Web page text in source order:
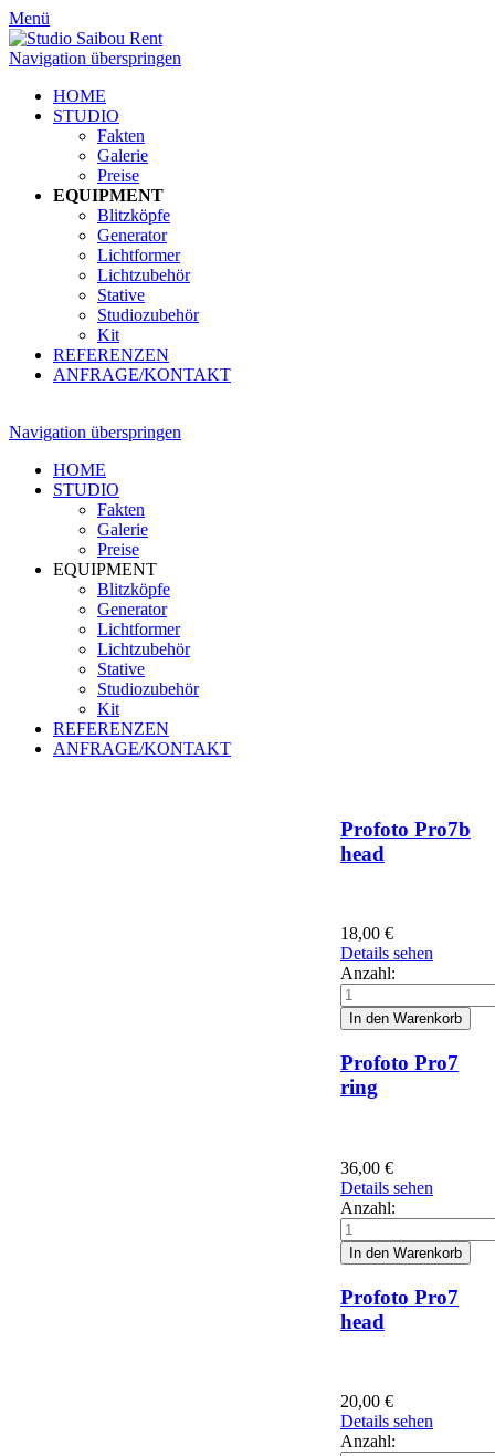
Menü
Navigation überspringen
HOME
STUDIO
Fakten
Galerie
Preise
EQUIPMENT
Blitzköpfe
Generator
Lichtformer
Lichtzubehör
Stative
Studiozubehör
Kit
REFERENZEN
ANFRAGE/KONTAKT
Navigation überspringen
HOME
STUDIO
Fakten
Galerie
Preise
EQUIPMENT
Blitzköpfe
Generator
Lichtformer
Lichtzubehör
Stative
Studiozubehör
Kit
REFERENZEN
ANFRAGE/KONTAKT
Profoto Pro7b
head
18,00 €
Details sehen
Anzahl:
Profoto Pro7
ring
36,00 €
Details sehen
Anzahl:
Profoto Pro7
head
20,00 €
Details sehen
Anzahl: